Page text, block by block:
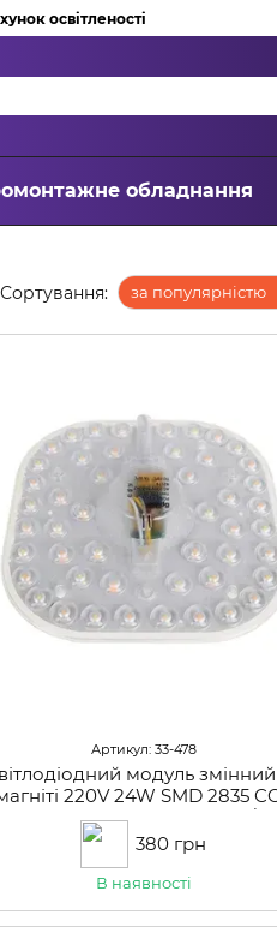
освітленості
обладнання
Сортування: за популярністю
Артикул: 33-478
модуль
220V 24W SMD 2835
WW+NW+CW IP20 (LW-03/24)
380 грн
В наявності